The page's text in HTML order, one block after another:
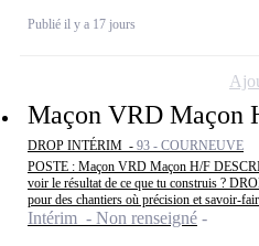
Publié il y a 17 jours
Maçon VRD Maçon
DROP INTÉRIM - 93 - COURNEUVE
POSTE : Maçon VRD Maçon H/F
voir le résultat de ce que tu construis ?
pour des chantiers où précision et savoir-
Intérim - Non renseigné